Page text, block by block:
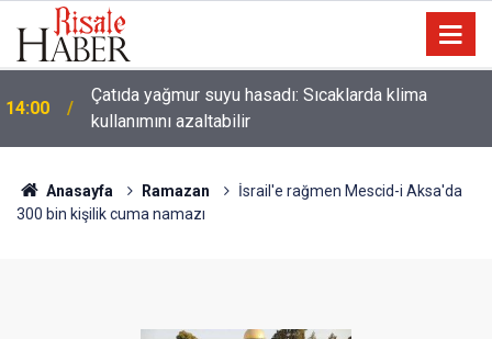
14:00
Çatıda yağmur suyu hasadı: Sıcaklarda klima
kullanımını azaltabilir
Anasayfa Ramazan
İsrail'e rağmen Mescid-i Aksa'da
300 bin kişilik cuma namazı